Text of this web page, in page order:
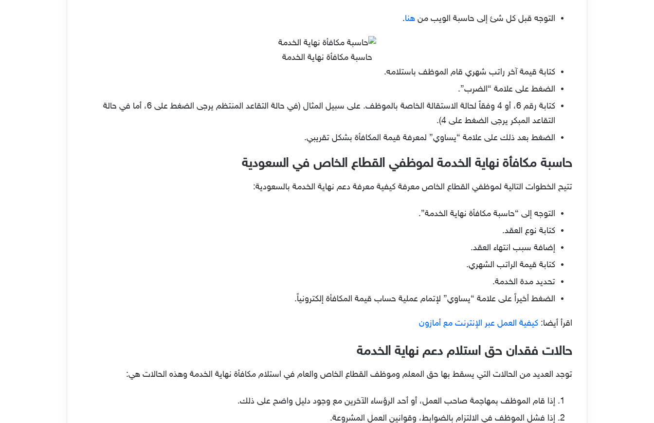
التوجه قبل كل شئ إلى حاسبة الويب من هنا.
حاسبة مكافأة نهاية الخدمة
كتابة قيمة آخر راتب شهري قام الموظف باستلامه.
الضغط على علامة “الضرب”.
كتابة رقم 6، أو 4 وفقاً لحالة الاستقالة الخاصة بالموظف. على سبيل المثال (في حالة التقاعد المنتظم يرجى الضغط على 6، أما في حالة
التقاعد المبكر يرجى الضغط على 4).
الضغط بعد ذلك على علامة “يساوي” لمعرفة قيمة المكافأة بشكل تقريبي.
حاسبة مكافأة نهاية الخدمة لموظفي القطاع الخاص في السعودية
تتيح الخطوات التالية لموظفي القطاع الخاص معرفة كيفية معرفة دعم نهاية الخدمة بالسعودية:
التوجه إلى “حاسبة مكافأة نهاية الخدمة”.
كتابة نوع العقد.
إضافة سبب انتهاء العقد.
كتابة قيمة الراتب الشهري.
تحديد مدة الخدمة.
الضغط أخيراً على علامة “يساوي” لإتمام عملية حساب قيمة المكافأة إلكترونياً.
اقرأ أيضا: كيفية العمل عبر الإنترنت مع أمازون
حالات فقدان حق استلام دعم نهاية الخدمة
توجد العديد من الحالات التي يسقط بها حق المعلم وموظف القطاع الخاص والعام في استلام مكافأة نهاية الخدمة وهذه الحالات هي:
إذا قام الموظف بمهاجمة صاحب العمل، أو أحد الرؤساء الآخرين مع وجود دليل واضح على ذلك.
إذا فشل الموظف في الالتزام بالضوابط، وقوانين العمل المشروعة.